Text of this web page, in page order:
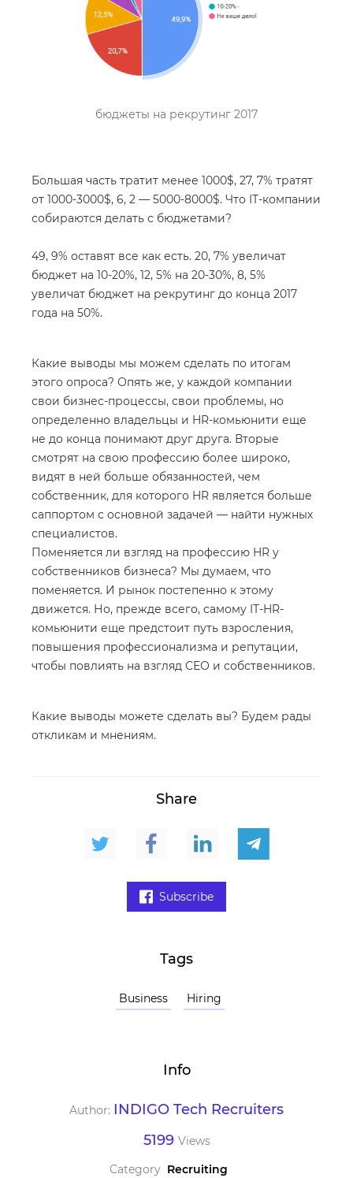
бюджеты на рекрутинг 2017
Большая часть тратит менее 1000$, 27, 7% тратят
от 1000-3000$, 6, 2 — 5000-8000$. Что IT-компании
собираются делать с бюджетами?
49, 9% оставят все как есть. 20, 7% увеличат
бюджет на 10-20%, 12, 5% на 20-30%, 8, 5%
увеличат бюджет на рекрутинг до конца 2017
года на 50%.
Какие выводы мы можем сделать по итогам
этого опроса? Опять же, у каждой компании
свои бизнес-процессы, свои проблемы, но
определенно владельцы и HR-комьюнити еще
не до конца понимают друг друга. Вторые
смотрят на свою профессию более широко,
видят в ней больше обязанностей, чем
собственник, для которого HR является больше
саппортом с основной задачей — найти нужных
специалистов.
Поменяется ли взгляд на профессию HR у
собственников бизнеса? Мы думаем, что
поменяется. И рынок постепенно к этому
движется. Но, прежде всего, самому IT-HR-
комьюнити еще предстоит путь взросления,
повышения профессионализма и репутации,
чтобы повлиять на взгляд СЕО и собственников.
Какие выводы можете сделать вы? Будем рады
откликам и мнениям.
Share
Subscribe
Tags
Business Hiring
Info
Author: INDIGO Tech Recruiters
5199 Views
Category Recruiting